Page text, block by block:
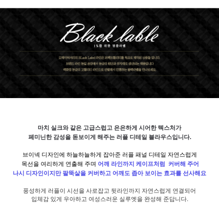
마치 실크와 같은 고급스럽고 은은하게 시어한 텍스처가
페미닌한 감성을 돋보이게 해주는 러플 디테일 블라우스입니다.
브이넥 디자인에 하늘하늘하게 잡아준 러플 패널 디테일 자연스럽게
목선을 여리하게 연출해 주며 어깨 라인까지 케이프처럼 커버해 주어
나시 디자인이지만 팔뚝살을 커버하고 어깨도 좁아 보이는 효과를 선사해요
풍성하게 러플이 시선을 사로잡고 뒷라인까지 자연스럽게 연결되어
입체감 있게 우아하고 여성스러운 실루엣을 완성해 준답니다.